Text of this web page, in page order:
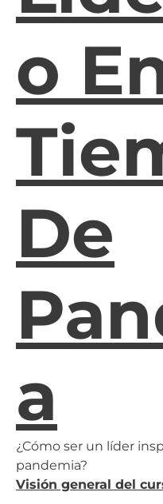
O
De
A
¿Cómo ser un líder
pandemia?
Visión general del